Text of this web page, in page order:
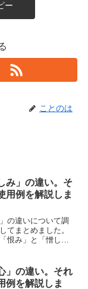
ー
ことのは
み」の違い。そ
用例を解説しま
の違いについて調
てまとめました。
恨み」と「憎し
」の違い。それ
例を解説しま